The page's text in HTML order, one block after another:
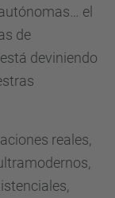
el
de
deviniendo
reales,